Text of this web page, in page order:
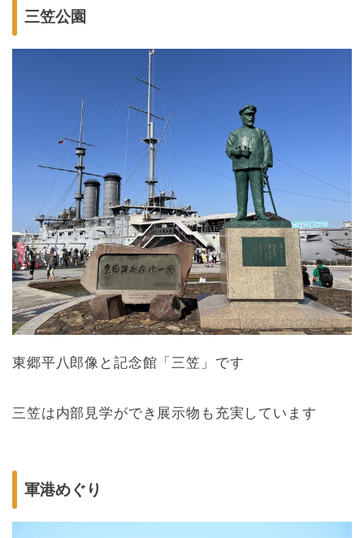
三笠公園
東郷平八郎像と記念館「三笠」です
三笠は内部見学ができ展示物も充実しています
軍港めぐり